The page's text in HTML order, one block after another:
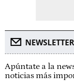
Apúntate a la
noticias más